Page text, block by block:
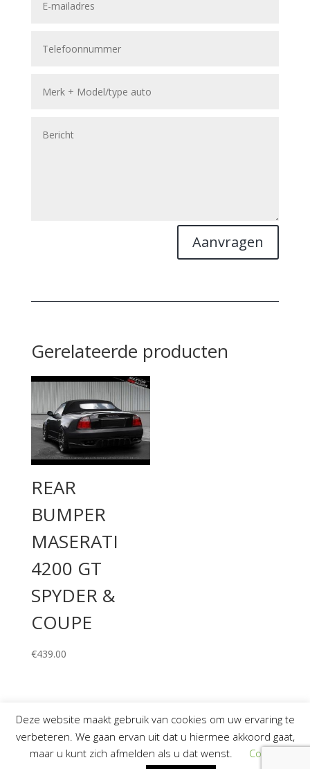
Aanvragen
Gerelateerde producten
REAR
BUMPER
MASERATI
4200 GT
SPYDER &
COUPE
€439.00
Deze website maakt gebruik van cookies om uw ervaring te
verbeteren. We gaan ervan uit dat u hiermee akkoord gaat,
maar u kunt zich afmelden als u dat wenst.
Cookie